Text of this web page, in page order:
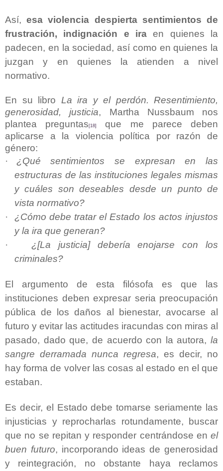
Así,esa violencia despierta sentimientos de
frustración, indignación e ira en quienes la
padecen, en la sociedad, así como en quienes la
juzgan y en quienes la atienden a nivel
normativo.
En su libro La ira y el perdón. Resentimiento,
generosidad, justicia, Martha Nussbaum nos
plantea preguntas[18]
que me parece deben
aplicarse a la violencia política por razón de
género:
·
¿Qué sentimientos se expresan en las
estructuras de las instituciones legales mismas
y cuáles son deseables desde un punto de
vista normativo?
·
¿Cómo debe tratar el Estado los actos injustos
y la ira que generan?
·
¿[La justicia] debería enojarse con los
criminales?
El argumento de esta filósofa es que las
instituciones deben expresar seria preocupación
pública de los daños al bienestar, avocarse al
futuro y evitar las actitudes iracundas con miras al
pasado, dado que, de acuerdo con la autora, la
sangre derramada nunca regresa, es decir, no
hay forma de volver las cosas al estado en el que
estaban.
Es decir, el Estado debe tomarse seriamente las
injusticias y reprocharlas rotundamente, buscar
que no se repitan y responder centrándose en el
buen futuro, incorporando ideas de generosidad
y reintegración, no obstante haya reclamos